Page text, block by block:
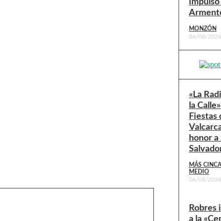
impulso
MONZÓN
06/08/2026
«La
la
Fiestas
honor a
MÁS CINCA
MEDIO
06/08/2026
Robres
a la